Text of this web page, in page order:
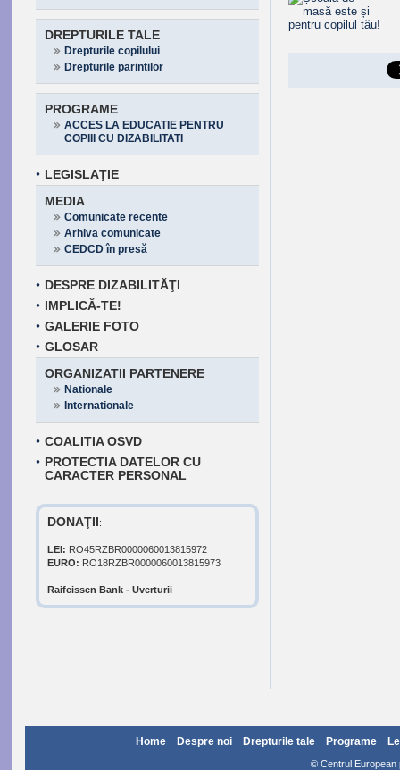
DREPTURILE TALE
Drepturile copilului
Drepturile parintilor
PROGRAME
ACCES LA EDUCATIE PENTRU
COPIII CU DIZABILITATI
LEGISLAŢIE
MEDIA
Comunicate recente
Arhiva comunicate
CEDCD în presă
DESPRE DIZABILITĂŢI
IMPLICĂ-TE!
GALERIE FOTO
GLOSAR
ORGANIZATII PARTENERE
Nationale
Internationale
COALITIA OSVD
PROTECTIA DATELOR CU
CARACTER PERSONAL
DONAŢII:
LEI: RO45RZBR0000060013815972
EURO: RO18RZBR0000060013815973
Raifeissen Bank - Uverturii
Home Despre noi Drepturile tale Programe
© Centrul European